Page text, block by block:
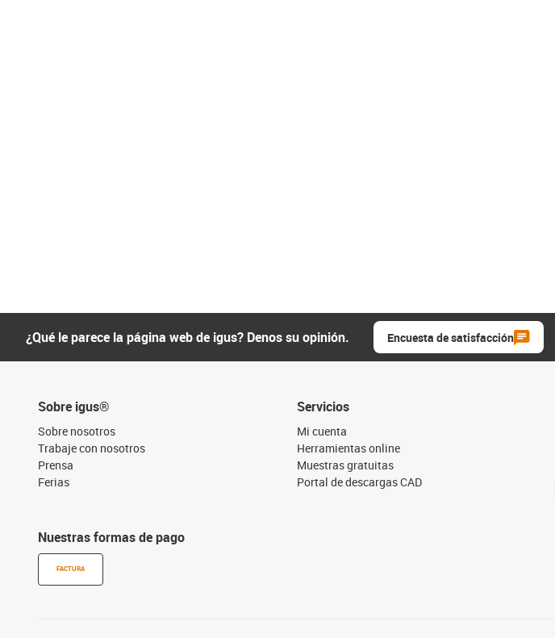
¿Qué le parece la página web de igus? Denos su opinión. Encuesta de satisfacción
Sobre igus®
Sobre nosotros
Trabaje con nosotros
Prensa
Ferias
Nuestras formas de pago
FACTURA
Servicios
Mi cuenta
Herramientas online
Muestras gratuitas
Portal de descargas CAD